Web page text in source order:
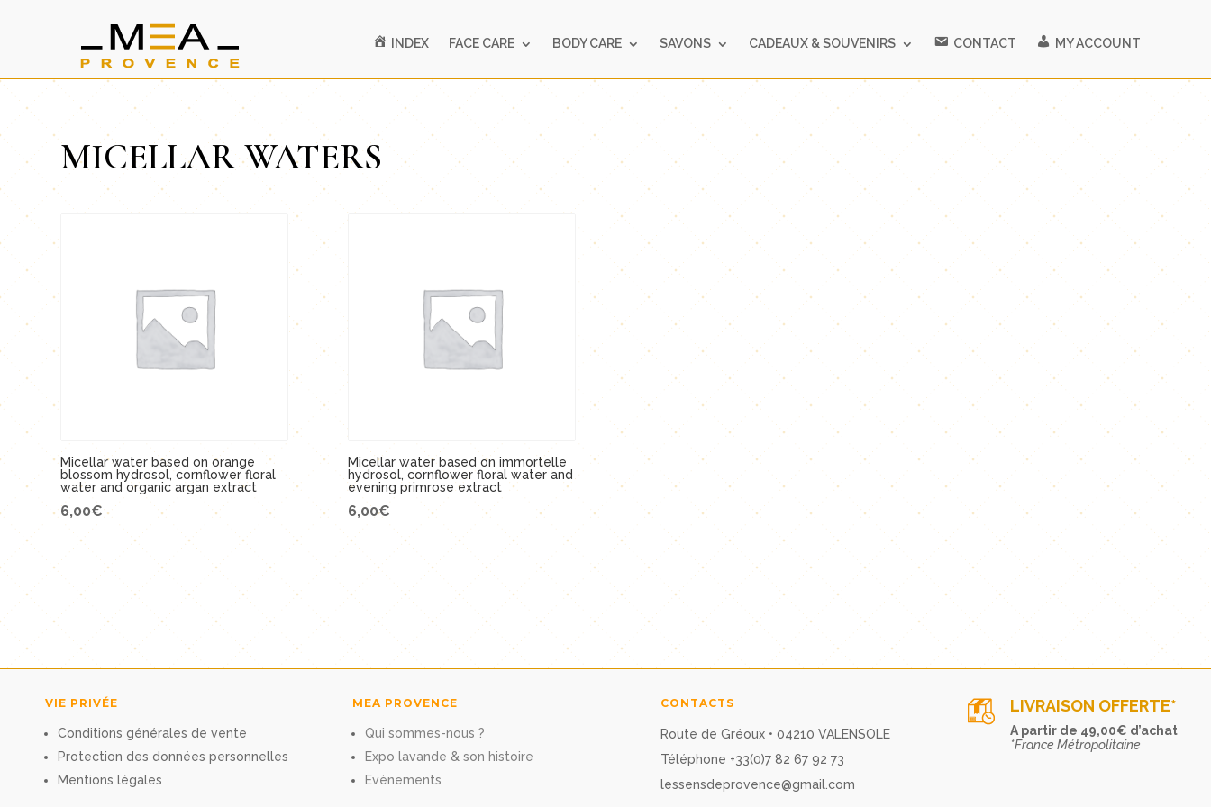
INDEX FACE CARE BODY CARE SAVONS CADEAUX & SOUVENIRS CONTACT MY ACCOUNT
MICELLAR WATERS
Micellar water based on orange
blossom hydrosol, cornflower floral
water and organic argan extract
6,00€
Micellar water based on immortelle
hydrosol, cornflower floral water and
evening primrose extract
6,00€
VIE PRIVÉE
Conditions générales de vente
Protection des données personnelles
Mentions légales
MEA PROVENCE
Qui sommes-nous ?
Expo lavande & son histoire
Evènements
CONTACTS
Route de Gréoux • 04210 VALENSOLE
Téléphone +33(0)7 82 67 92 73
lessensdeprovence@gmail.com
LIVRAISON OFFERTE*
A partir de 49,00€ d’achat
*France Métropolitaine